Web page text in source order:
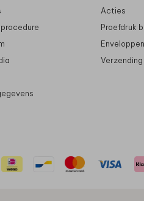
Acties
Proefdruk